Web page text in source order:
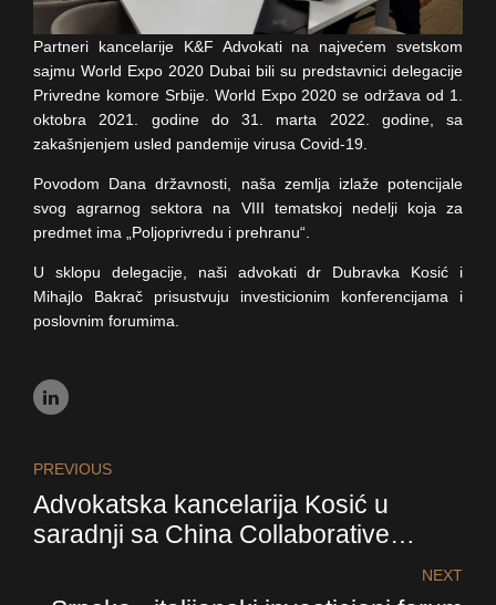
Partneri kancelarije K&F Advokati na najvećem svetskom
sajmu World Expo 2020 Dubai bili su predstavnici delegacije
Privredne komore Srbije. World Expo 2020 se održava od 1.
oktobra 2021. godine do 31. marta 2022. godine, sa
zakašnjenjem usled pandemije virusa Covid-19.
Povodom Dana državnosti, naša zemlja izlaže potencijale
svog agrarnog sektora na VIII tematskoj nedelji koja za
predmet ima „Poljoprivredu i prehranu“.
U sklopu delegacije, naši advokati dr Dubravka Kosić i
Mihajlo Bakrač prisustvuju investicionim konferencijama i
poslovnim forumima.
PREVIOUS
Advokatska kancelarija Kosić u
saradnji sa China Collaborative
NEXT